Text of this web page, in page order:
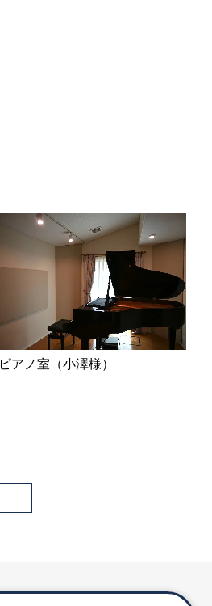
ピアノ室（小澤様）